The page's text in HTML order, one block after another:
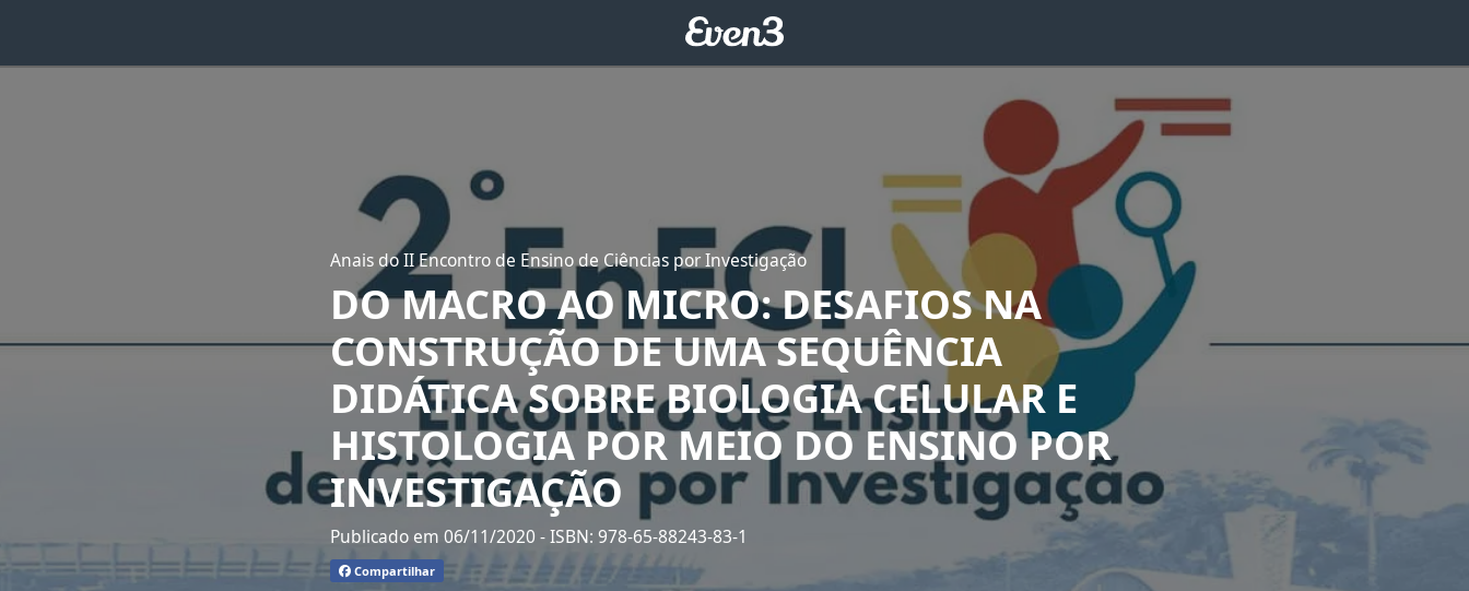
Anais do II Encontro de Ensino de Ciências por Investigação
DO MACRO AO MICRO: DESAFIOS NA
CONSTRUÇÃO DE UMA SEQUÊNCIA
DIDÁTICA SOBRE BIOLOGIA CELULAR E
HISTOLOGIA POR MEIO DO ENSINO POR
INVESTIGAÇÃO
Publicado em 06/11/2020- ISBN: 978-65-88243-83-1
Compartilhar